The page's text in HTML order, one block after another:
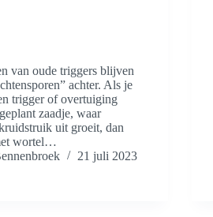
van oude triggers blijven
achter. Als je
trigger of overtuiging
zaadje, waar
uit groeit, dan
wortel…
21 juli 2023